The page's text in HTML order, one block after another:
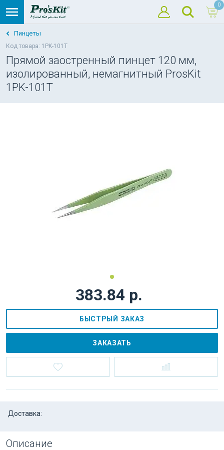
0
Пинцеты
Код товара: 1PK-101T
Прямой заостренный пинцет 120 мм,
изолированный, немагнитный ProsKit
1PK-101T
383.84 р.
БЫСТРЫЙ ЗАКАЗ
ЗАКАЗАТЬ
Доставка:
Описание